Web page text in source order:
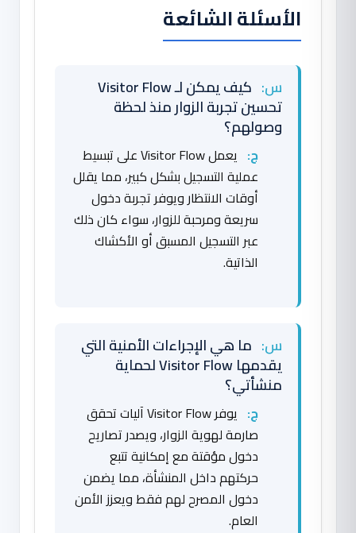
الأسئلة الشائعة
س: كيف يمكن لـ Visitor Flow
تحسين تجربة الزوار منذ لحظة
وصولهم؟
ج:
يعمل Visitor Flow على تبسيط
عملية التسجيل بشكل كبير، مما يقلل
أوقات الانتظار ويوفر تجربة دخول
سريعة ومرحبة للزوار، سواء كان ذلك
عبر التسجيل المسبق أو الأكشاك
الذاتية.
س: ما هي الإجراءات الأمنية التي
يقدمها Visitor Flow لحماية
منشأتي؟
ج:
يوفر Visitor Flow آليات تحقق
صارمة لهوية الزوار، ويصدر تصاريح
دخول مؤقتة مع إمكانية تتبع
حركتهم داخل المنشأة، مما يضمن
دخول المصرح لهم فقط ويعزز الأمن
العام.